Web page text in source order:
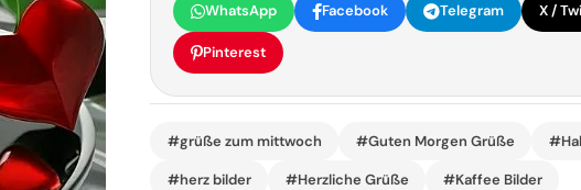
WhatsApp Facebook Telegram X /
Pinterest
#grüße zum mittwoch #Guten Morgen Grüße
#herz bilder #Herzliche Grüße #Kaffee Bilder